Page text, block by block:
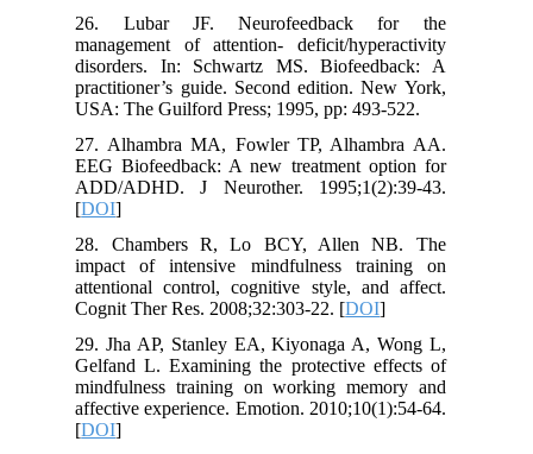
26. Lubar JF. Neurofeedback for the
management of attention- deficit/hyperactivity
disorders. In: Schwartz MS. Biofeedback: A
practitioner’s guide. Second edition. New York,
USA: The Guilford Press; 1995, pp: 493-522.
27. Alhambra MA, Fowler TP, Alhambra AA.
EEG Biofeedback: A new treatment option for
ADD/ADHD. J Neurother. 1995;1(2):39-43.
[DOI
28. Chambers R, Lo BCY, Allen NB. The
impact of intensive mindfulness training on
attentional control, cognitive style, and affect.
Cognit Ther Res. 2008;32:303-22. [DOI
29. Jha AP, Stanley EA, Kiyonaga A, Wong L,
Gelfand L. Examining the protective effects of
mindfulness training on working memory and
affective experience. Emotion. 2010;10(1):54-64.
[DOI